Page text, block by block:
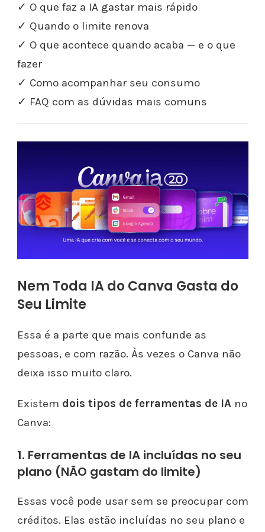
✓ O que faz a IA gastar mais rápido
✓ Quando o limite renova
✓ O que acontece quando acaba — e o que
fazer
✓ Como acompanhar seu consumo
✓ FAQ com as dúvidas mais comuns
Nem Toda IA do Canva Gasta do
Seu Limite
Essa é a parte que mais confunde as
pessoas, e com razão. Às vezes o Canva não
deixa isso muito claro.
Existem dois tipos de ferramentas de IAno
Canva:
1. Ferramentas de IA incluídas no seu
plano (NÃO gastam do limite)
Essas você pode usar sem se preocupar com
créditos. Elas estão incluídas no seu plano e